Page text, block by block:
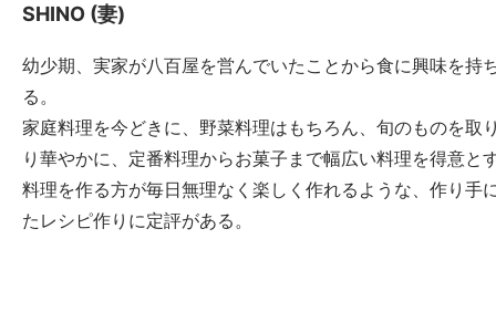
SHINO (妻)
幼少期、実家が八百屋を営んでいたことから食に興味を持
る。
家庭料理を今どきに、野菜料理はもちろん、旬のものを取
り華やかに、定番料理からお菓子まで幅広い料理を得意と
料理を作る方が毎日無理なく楽しく作れるような、作り手
たレシピ作りに定評がある。